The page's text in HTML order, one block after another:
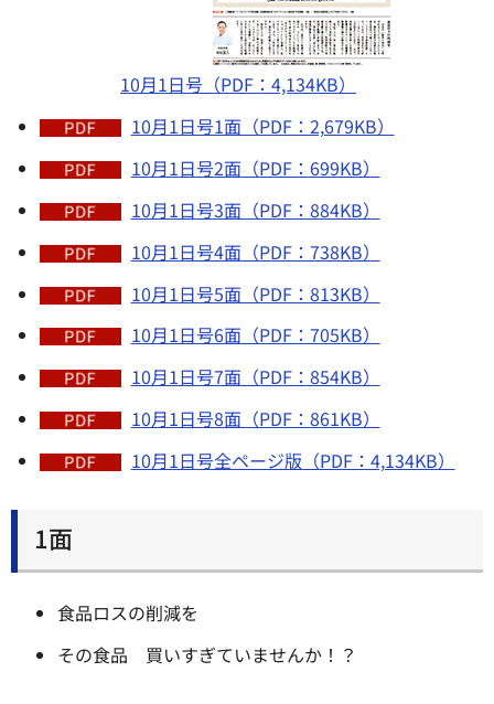
10月1日号（PDF：4,134KB）
10月1日号1面（PDF：2,679KB）
10月1日号2面（PDF：699KB）
10月1日号3面（PDF：884KB）
10月1日号4面（PDF：738KB）
10月1日号5面（PDF：813KB）
10月1日号6面（PDF：705KB）
10月1日号7面（PDF：854KB）
10月1日号8面（PDF：861KB）
10月1日号全ページ版（PDF：4,134KB）
1面
食品ロスの削減を
その食品 買いすぎていませんか！？